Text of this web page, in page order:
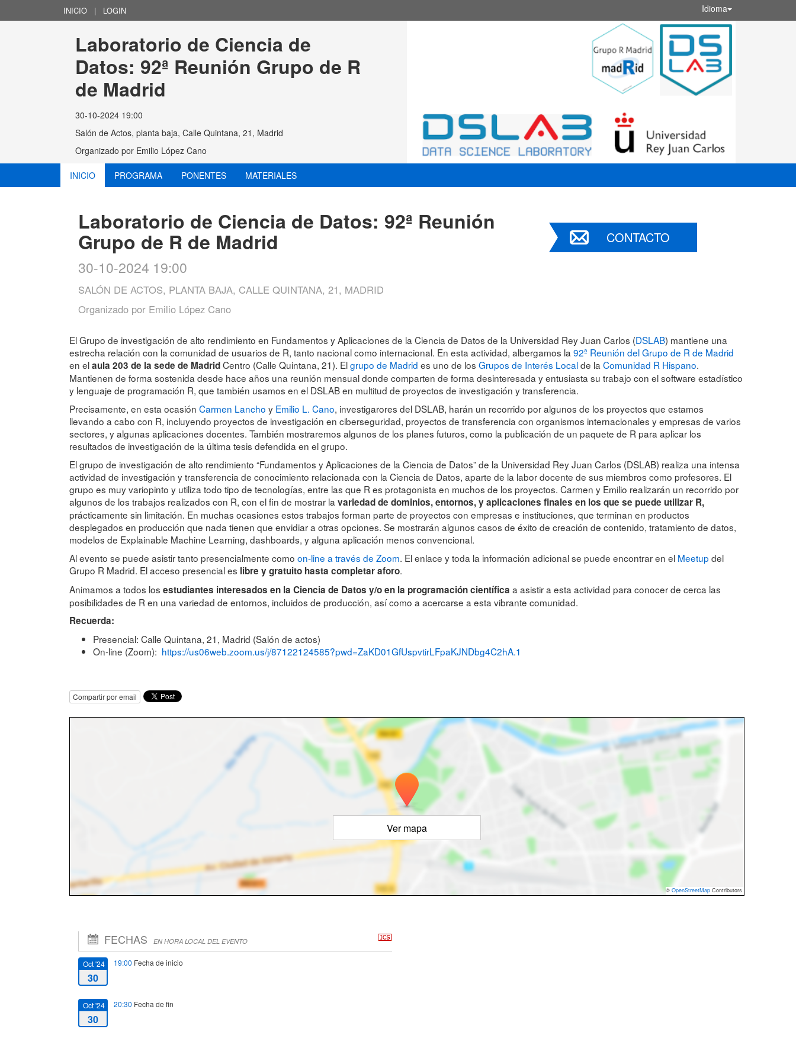
INICIO | LOGIN Idioma
Laboratorio de Ciencia de
Datos: 92ª Reunión Grupo de R
de Madrid
30-10-2024 19:00
Salón de Actos, planta baja, Calle Quintana, 21, Madrid
Organizado por Emilio López Cano
INICIO PROGRAMA PONENTES MATERIALES
Laboratorio de Ciencia de Datos: 92ª Reunión
Grupo de R de Madrid
30-10-2024 19:00
SALÓN DE ACTOS, PLANTA BAJA, CALLE QUINTANA, 21, MADRID
Organizado por Emilio López Cano
CONTACTO
El Grupo de investigación de alto rendimiento en Fundamentos y Aplicaciones de la Ciencia de Datos de la Universidad Rey Juan Carlos (DSLAB) mantiene una
estrecha relación con la comunidad de usuarios de R, tanto nacional como internacional. En esta actividad, albergamos la 92ª Reunión del Grupo de R de Madrid
en elaula 203 de la sede de MadridCentro (Calle Quintana, 21). Elgrupo de Madrid es uno de los Grupos de Interés Localde la Comunidad R Hispano.
Mantienen de forma sostenida desde hace años una reunión mensual donde comparten de forma desinteresada y entusiasta su trabajo con el software estadístico
y lenguaje de programación R, que también usamos en el DSLAB en multitud de proyectos de investigación y transferencia.
Precisamente, en esta ocasión Carmen Lancho y Emilio L. Cano, investigarores del DSLAB, harán un recorrido por algunos de los proyectos que estamos
llevando a cabo con R, incluyendo proyectos de investigación en ciberseguridad, proyectos de transferencia con organismos internacionales y empresas de varios
sectores, y algunas aplicaciones docentes. También mostraremos algunos de los planes futuros, como la publicación de un paquete de R para aplicar los
resultados de investigación de la última tesis defendida en el grupo.
El grupo de investigación de alto rendimiento “Fundamentos y Aplicaciones de la Ciencia de Datos” de la Universidad Rey Juan Carlos (DSLAB) realiza una intensa
actividad de investigación y transferencia de conocimiento relacionada con la Ciencia de Datos, aparte de la labor docente de sus miembros como profesores. El
grupo es muy variopinto y utiliza todo tipo de tecnologías, entre las que R es protagonista en muchos de los proyectos. Carmen y Emilio realizarán un recorrido por
algunos de los trabajos realizados con R, con el fin de mostrar la variedad de dominios, entornos, y aplicaciones finales en los que se puede utilizar R,
prácticamente sin limitación. En muchas ocasiones estos trabajos forman parte de proyectos con empresas e instituciones, que terminan en productos
desplegados en producción que nada tienen que envidiar a otras opciones. Se mostrarán algunos casos de éxito de creación de contenido, tratamiento de datos,
modelos de Explainable Machine Learning, dashboards, y alguna aplicación menos convencional.
Al evento se puede asistir tanto presencialmente como on-line a través de Zoom. El enlace y toda la información adicional se puede encontrar en el Meetup del
Grupo R Madrid. El acceso presencial es libre y gratuito hasta completar aforo.
Animamos a todos los estudiantes interesados en la Ciencia de Datos y/o en la programación científica a asistir a esta actividad para conocer de cerca las
posibilidades de R en una variedad de entornos, incluidos de producción, así como a acercarse a esta vibrante comunidad.
Recuerda:
Presencial: Calle Quintana, 21, Madrid (Salón de actos)
On-line (Zoom): https://us06web.zoom.us/j/87122124585?pwd=ZaKD01GfUspvtirLFpaKJNDbg4C2hA.1
Compartir por email
Ver mapa
© OpenStreetMap Contributors
FECHAS EN HORA LOCAL DEL EVENTO
Oct '24
30
19:00 Fecha de inicio
Oct '24
30
20:30 Fecha de fin